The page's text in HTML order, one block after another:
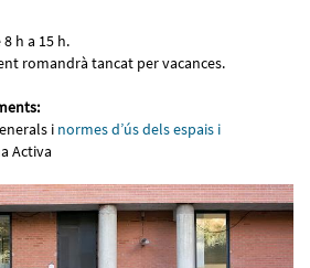
h a 15 h.
romandrà tancat per vacances.
i normes d’ús dels espais i
Activa